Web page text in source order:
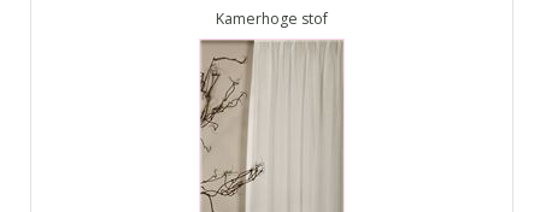
Kamerhoge stof